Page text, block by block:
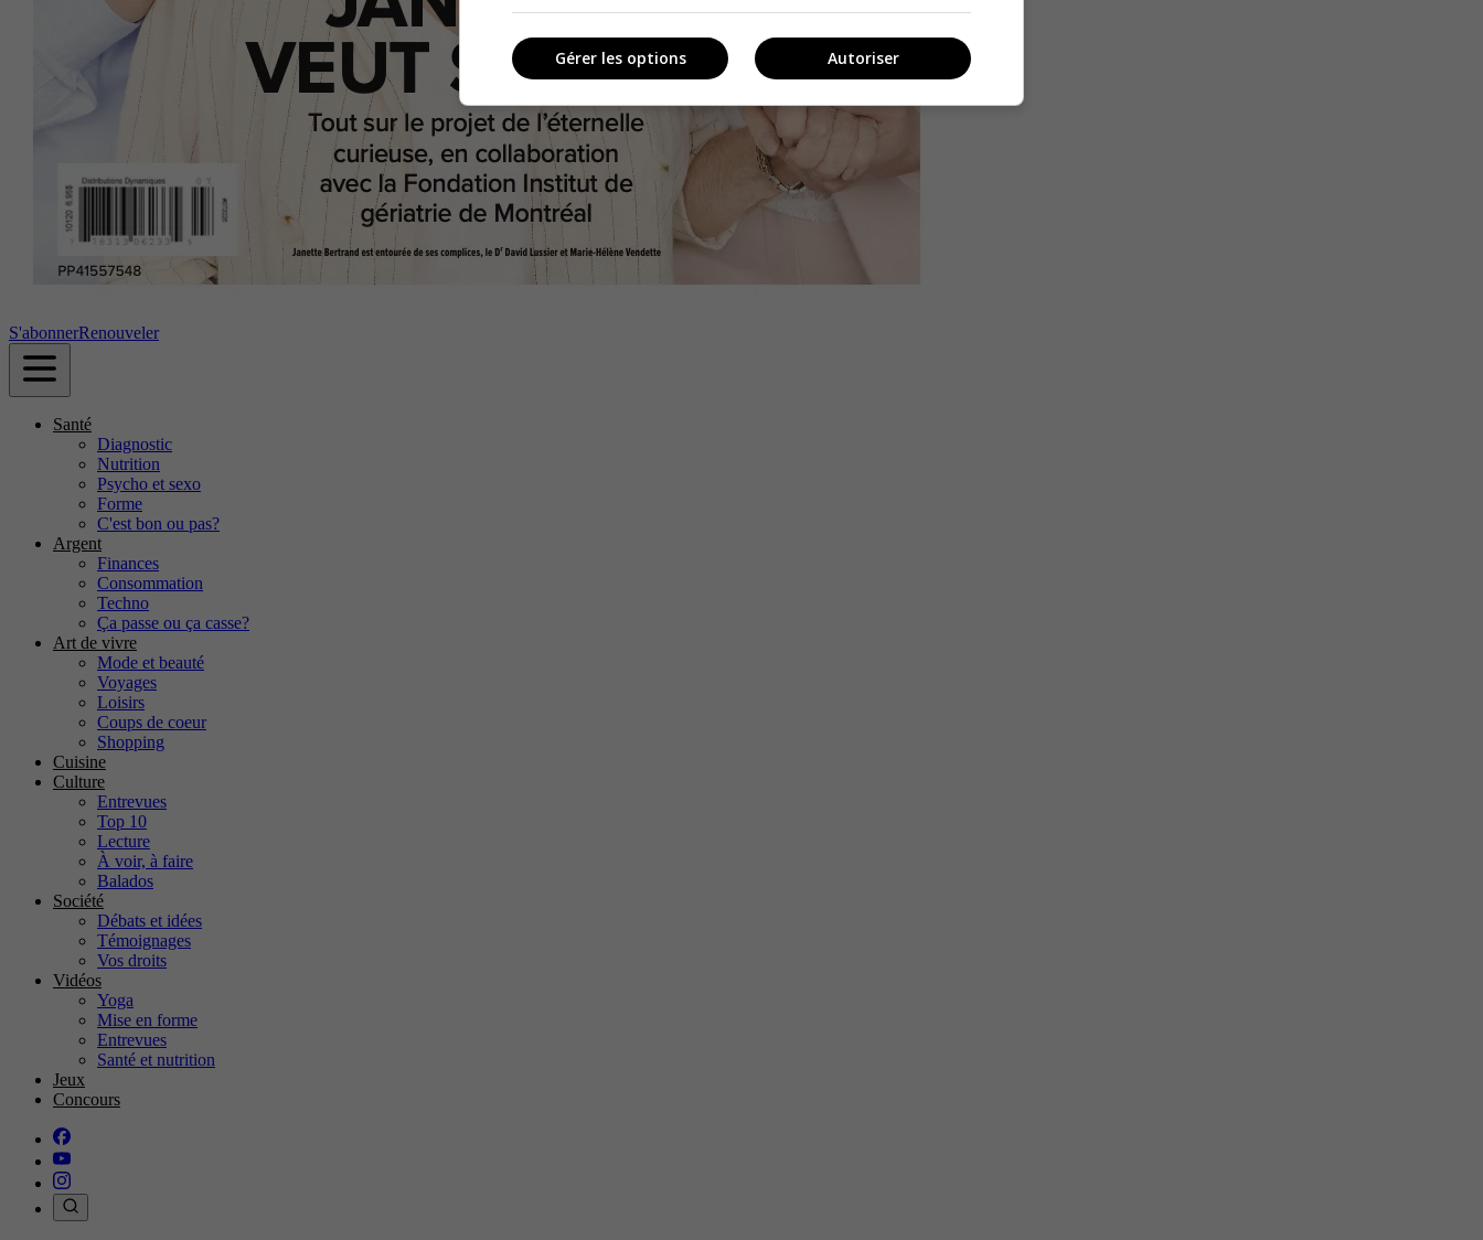
S'abonnerRenouveler
Santé
Diagnostic
Nutrition
Psycho et sexo
Forme
C'est bon ou pas?
Argent
Finances
Consommation
Techno
Ça passe ou ça casse?
Art de vivre
Mode et beauté
Voyages
Loisirs
Coups de coeur
Shopping
Cuisine
Culture
Entrevues
Top 10
Lecture
À voir, à faire
Balados
Société
Débats et idées
Témoignages
Vos droits
Vidéos
Yoga
Mise en forme
Entrevues
Santé et nutrition
Jeux
Concours
Autoriser
Gérer les options